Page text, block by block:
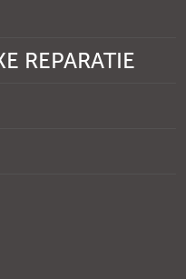
REPARATIE